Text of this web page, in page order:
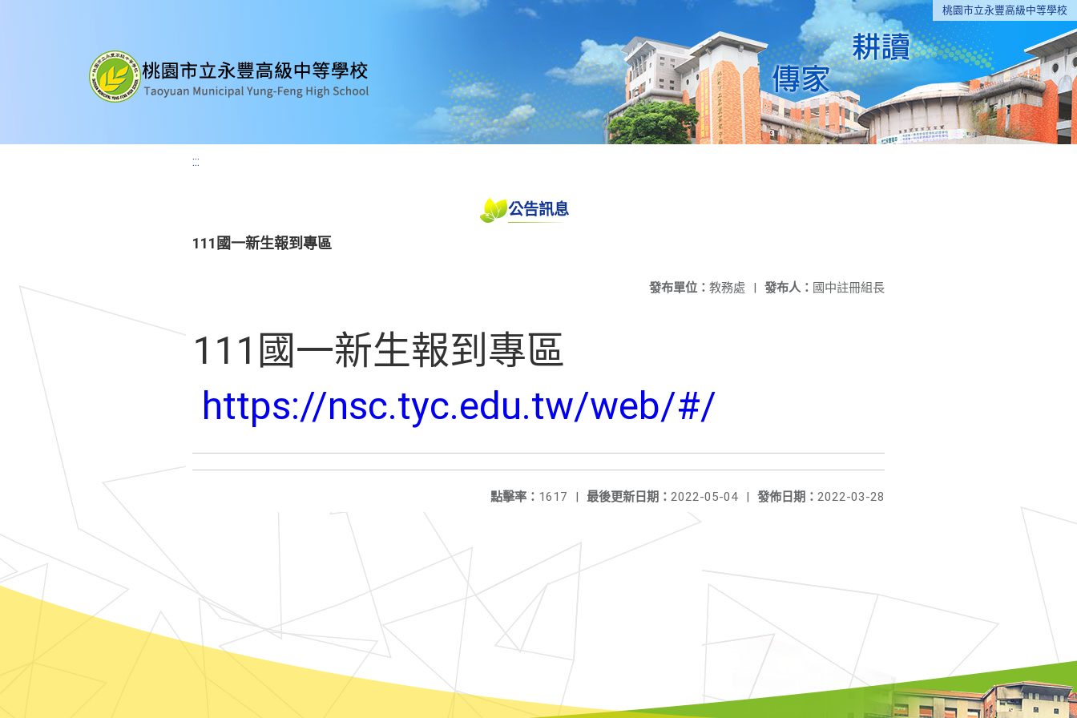
桃園市立永豐高級中等學校
:::
公告訊息
111國一新生報到專區
發布人： 國中註冊組長
發布單位： 教務處 |
111國一新生報到專區
https://nsc.tyc.edu.tw/web/#/
發佈日期： 2022-03-28
最後更新日期： 2022-05-04 |
點擊率： 1617 |